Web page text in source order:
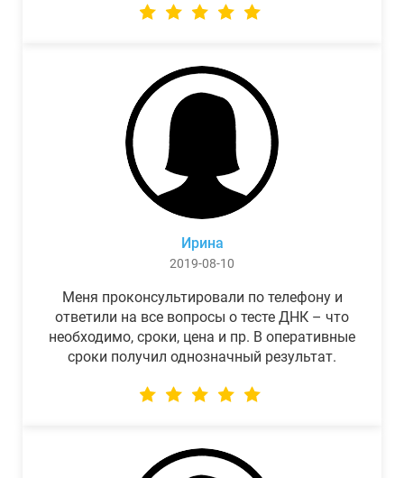
Ирина
2019-08-10
Меня проконсультировали по телефону и
ответили на все вопросы о тесте ДНК – что
необходимо, сроки, цена и пр. В оперативные
сроки получил однозначный результат.